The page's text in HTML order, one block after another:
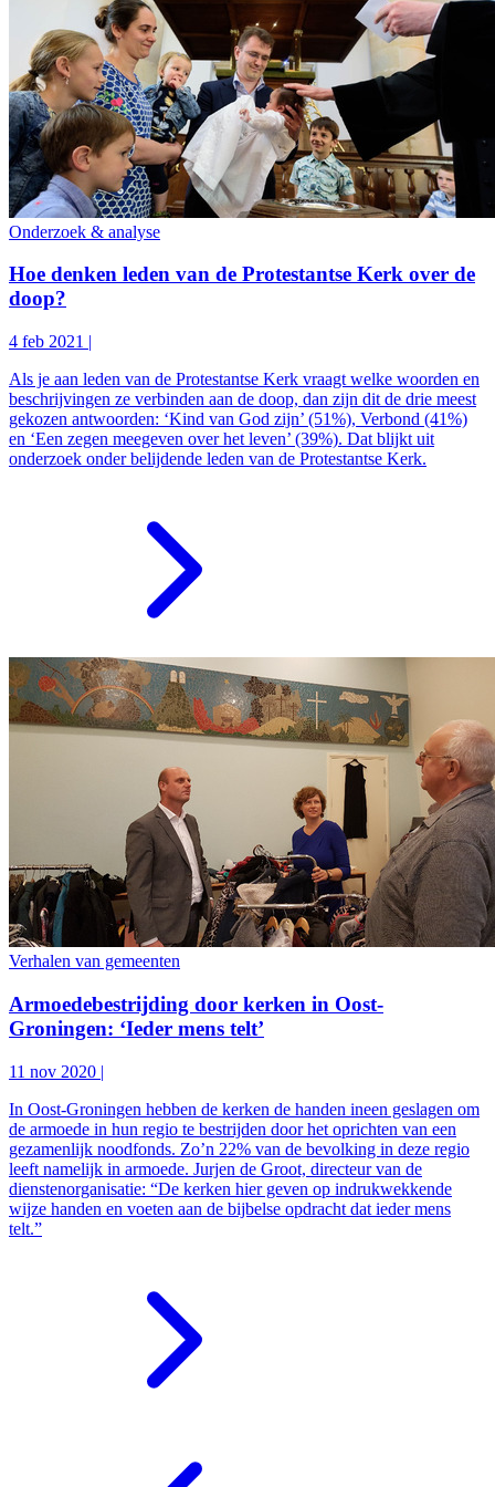
Onderzoek & analyse
Hoe denken leden van de Protestantse Kerk over de
doop?
4 feb 2021 |
Als je aan leden van de Protestantse Kerk vraagt welke woorden en
beschrijvingen ze verbinden aan de doop, dan zijn dit de drie meest
gekozen antwoorden: ‘Kind van God zijn’ (51%), Verbond (41%)
en ‘Een zegen meegeven over het leven’ (39%). Dat blijkt uit
onderzoek onder belijdende leden van de Protestantse Kerk.
Verhalen van gemeenten
Armoedebestrijding door kerken in Oost-
Groningen: ‘Ieder mens telt’
11 nov 2020 |
In Oost-Groningen hebben de kerken de handen ineen geslagen om
de armoede in hun regio te bestrijden door het oprichten van een
gezamenlijk noodfonds. Zo’n 22% van de bevolking in deze regio
leeft namelijk in armoede. Jurjen de Groot, directeur van de
dienstenorganisatie: “De kerken hier geven op indrukwekkende
wijze handen en voeten aan de bijbelse opdracht dat ieder mens
telt.”